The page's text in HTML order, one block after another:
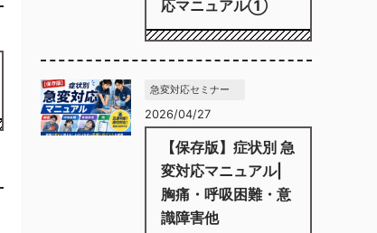
応マニュアル①
急変対応セミナー
2026/04/27
【保存版】症状別 急
変対応マニュアル|
胸痛・呼吸困難・意
識障害他